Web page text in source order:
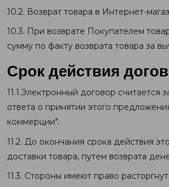
10.2. Возврат товара в Интернет-
10.3. При возврате Покупателем
сумму по факту возврата товара за
Срок действия
11.1.Электронный договор
ответа о принятии этого
коммерции".
11.2. До окончания срока действия
доставки товара, путем возврата
11.3. Стороны имеют право